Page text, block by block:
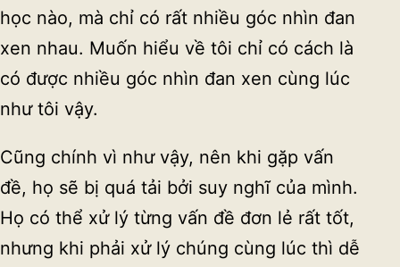
học nào, mà chỉ có rất nhiều góc nhìn đan
xen nhau. Muốn hiểu về tôi chỉ có cách là
có được nhiều góc nhìn đan xen cùng lúc
như tôi vậy.
Cũng chính vì như vậy, nên khi gặp vấn
đề, họ sẽ bị quá tải bởi suy nghĩ của mình.
Họ có thể xử lý từng vấn đề đơn lẻ rất tốt,
nhưng khi phải xử lý chúng cùng lúc thì dễ